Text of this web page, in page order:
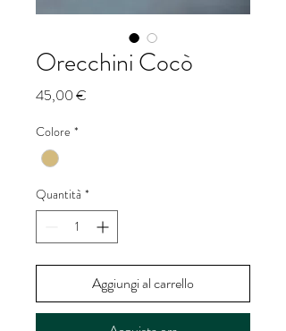
Orecchini Cocò
45,00 €
Colore *
Quantità *
Aggiungi al carrello